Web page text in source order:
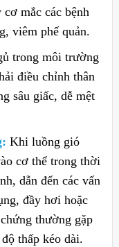
mắc các bệnh
viêm phế quản.
trong môi trường
điều chỉnh thân
sâu giấc, dễ mệt
Khi luồng gió
cơ thể trong thời
dẫn đến các vấn
đầy hơi hoặc
thường gặp
thấp kéo dài.